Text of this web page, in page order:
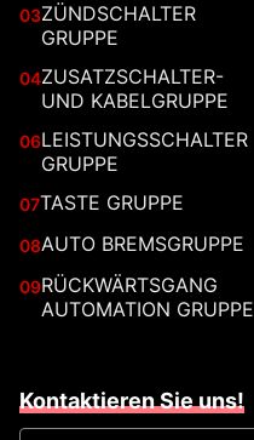
03ZÜNDSCHALTER
GRUPPE
04ZUSATZSCHALTER-
UND KABELGRUPPE
06LEISTUNGSSCHALTER
GRUPPE
07TASTE GRUPPE
08AUTO BREMSGRUPPE
09RÜCKWÄRTSGANG
AUTOMATION GRUPPE
Kontaktieren Sie uns!